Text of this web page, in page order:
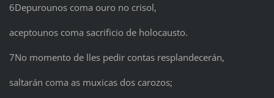
6Depurounos coma ouro no crisol,
aceptounos coma sacrificio de holocausto.
7No momento de lles pedir contas resplandecerán,
saltarán coma as muxicas dos carozos;